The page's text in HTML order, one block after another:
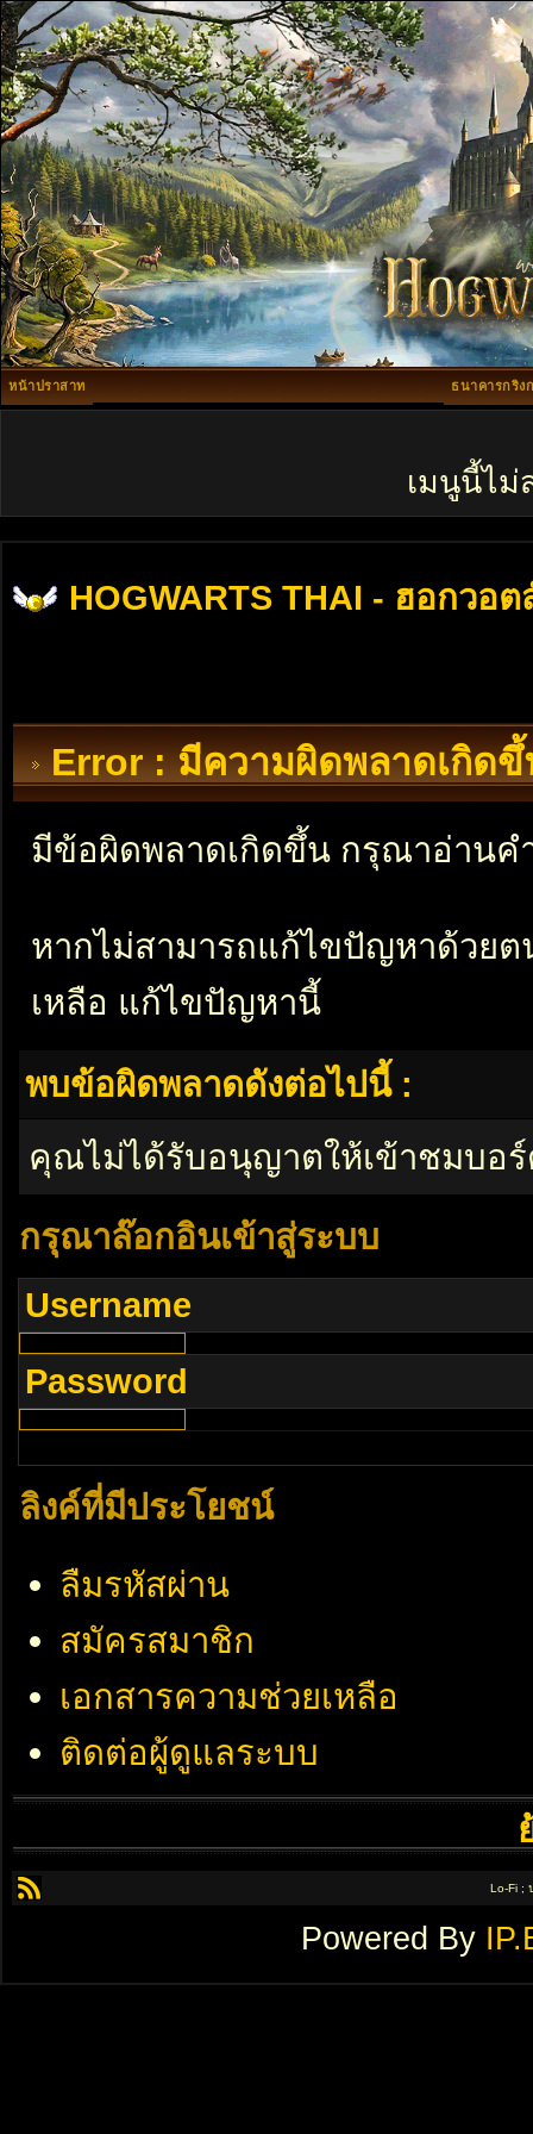
หน้าปราสาท ธนาคารกริง
เมนูนี้ไม่
HOGWARTS THAI - ฮอกวอต
Error : มีความผิดพลาดเกิดขึ้
มีข้อผิดพลาดเกิดขึ้น กรุณาอ่านค
หากไม่สามารถแก้ไขปัญหาด้วย
เหลือ แก้ไขปัญหานี้
พบข้อผิดพลาดดังต่อไปนี้ :
คุณไม่ได้รับอนุญาตให้เข้าชมบอ
กรุณาล๊อกอินเข้าสู่ระบบ
Username
Password
ลิงค์ที่มีประโยชน์
ลืมรหัสผ่าน
สมัครสมาชิก
เอกสารความช่วยเหลือ
ติดต่อผู้ดูแลระบบ
Lo-Fi ;
Powered By